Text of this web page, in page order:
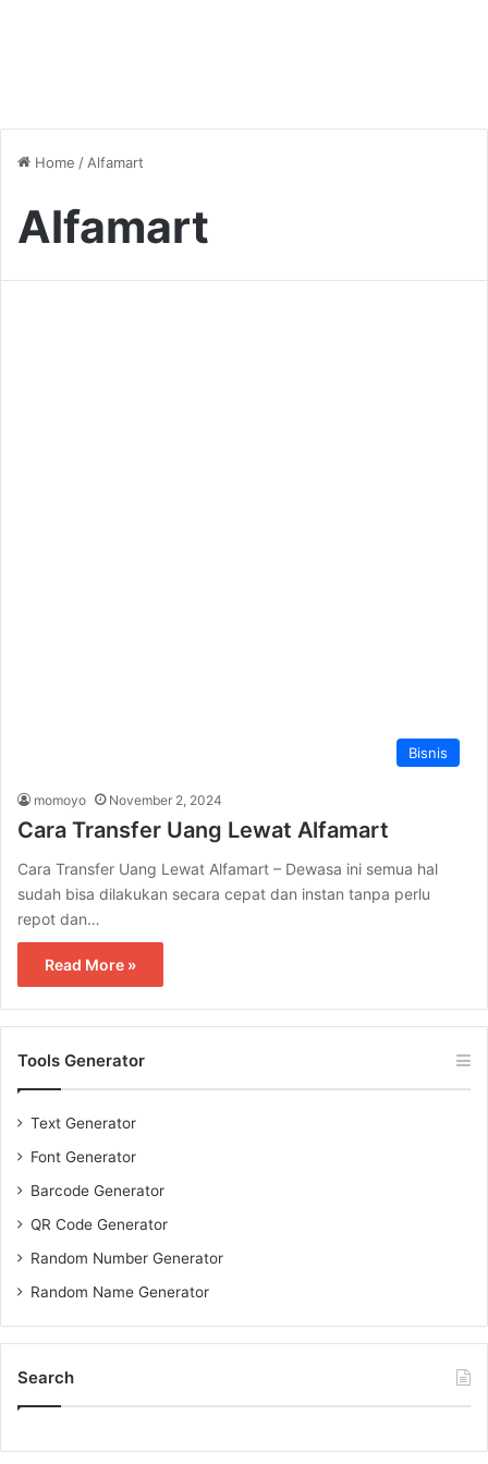
Home / Alfamart
Alfamart
Bisnis
momoyo November 2, 2024
Cara Transfer Uang Lewat Alfamart
Cara Transfer Uang Lewat Alfamart – Dewasa ini semua hal
sudah bisa dilakukan secara cepat dan instan tanpa perlu
repot dan…
Read More »
Tools Generator
Text Generator
Font Generator
Barcode Generator
QR Code Generator
Random Number Generator
Random Name Generator
Search